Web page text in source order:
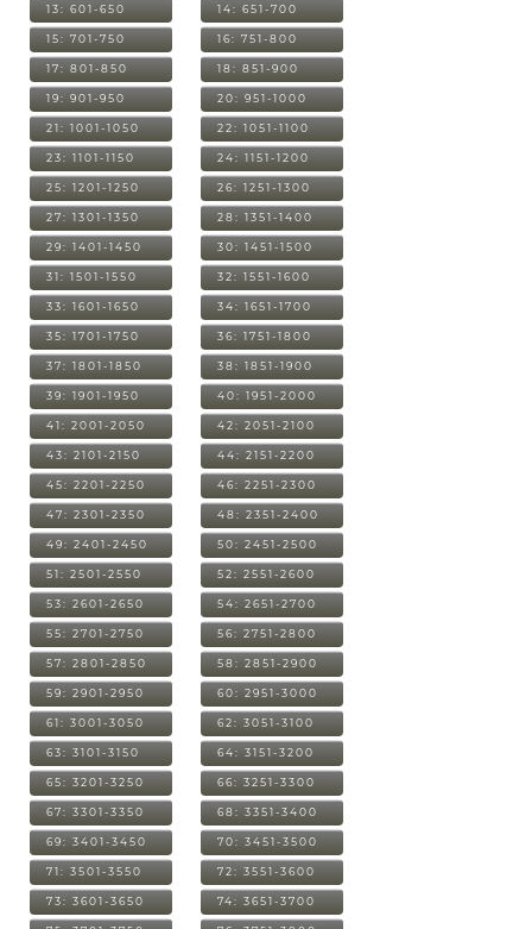
13: 601-650 14: 651-700
15: 701-750 16: 751-800
17: 801-850 18: 851-900
19: 901-950 20: 951-1000
21: 1001-1050 22: 1051-1100
23: 1101-1150 24: 1151-1200
25: 1201-1250 26: 1251-1300
27: 1301-1350 28: 1351-1400
29: 1401-1450 30: 1451-1500
31: 1501-1550 32: 1551-1600
33: 1601-1650 34: 1651-1700
35: 1701-1750 36: 1751-1800
37: 1801-1850 38: 1851-1900
39: 1901-1950 40: 1951-2000
41: 2001-2050 42: 2051-2100
43: 2101-2150 44: 2151-2200
45: 2201-2250 46: 2251-2300
47: 2301-2350 48: 2351-2400
49: 2401-2450 50: 2451-2500
51: 2501-2550 52: 2551-2600
53: 2601-2650 54: 2651-2700
55: 2701-2750 56: 2751-2800
57: 2801-2850 58: 2851-2900
59: 2901-2950 60: 2951-3000
61: 3001-3050 62: 3051-3100
63: 3101-3150 64: 3151-3200
65: 3201-3250 66: 3251-3300
67: 3301-3350 68: 3351-3400
69: 3401-3450 70: 3451-3500
71: 3501-3550 72: 3551-3600
73: 3601-3650 74: 3651-3700